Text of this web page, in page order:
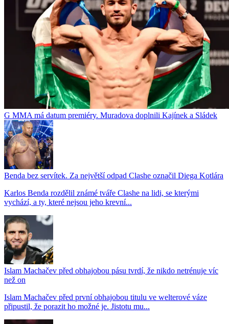
G MMA má datum premiéry. Muradova doplnili Kajínek a Sládek
Benda bez servítek. Za největší odpad Clashe označil Diega Kotlára
Karlos Benda rozdělil známé tváře Clashe na lidi, se kterými
vychází, a ty, které nejsou jeho krevní...
Islam Machačev před obhajobou pásu tvrdí, že nikdo netrénuje víc
než on
Islam Machačev před první obhajobou titulu ve welterové váze
připustil, že porazit ho možné je. Jistotu mu...